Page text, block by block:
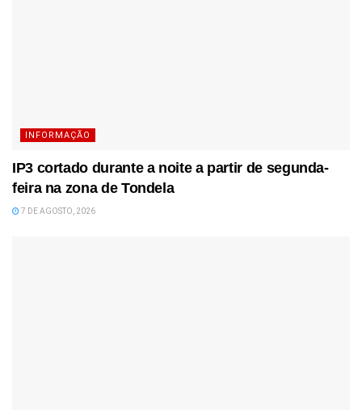
INFORMAÇÃO
IP3 cortado durante a noite a partir de segunda-
feira na zona de Tondela
7 DE AGOSTO, 2026